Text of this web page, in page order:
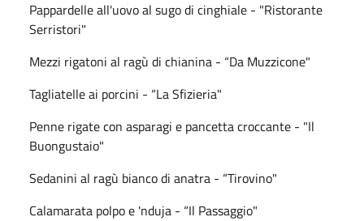
Pappardelle all'uovo al sugo di cinghiale - "Ristorante
Serristori"
Mezzi rigatoni al ragù di chianina - “Da Muzzicone"
Tagliatelle ai porcini - “La Sfizieria"
Penne rigate con asparagi e pancetta croccante - "Il
Buongustaio"
Sedanini al ragù bianco di anatra - “Tirovino"
Calamarata polpo e 'nduja - “Il Passaggio"